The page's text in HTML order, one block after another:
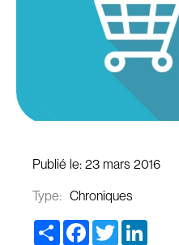
Publié le: 23 mars 2016
Type: Chroniques
Share Facebook
Twitter